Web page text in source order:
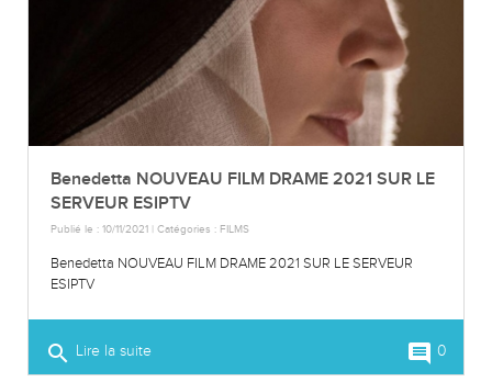
Benedetta NOUVEAU FILM DRAME 2021 SUR LE
SERVEUR ESIPTV
Publié le : 10/11/2021 | Catégories : FILMS
Benedetta NOUVEAU FILM DRAME 2021 SUR LE SERVEUR
ESIPTV
search Lire la suite comment 0